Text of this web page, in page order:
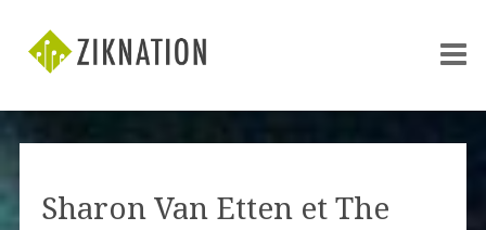
Sharon Van Etten et The